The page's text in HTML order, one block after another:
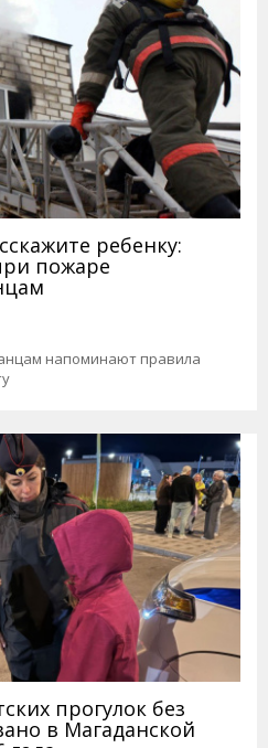
ребенку:
пожаре
напоминают правила
прогулок без
в Магаданской